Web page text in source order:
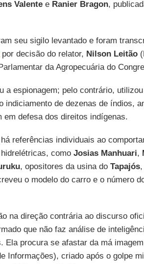
Valentee Ranier Bragon,
seu sigilo levantado e foram
decisão do relator, Nilson Leitão
da Agropecuária do
a espionagem; pelo contrário,
indiciamento de dezenas de índios,
em defesa dos direitos indígenas.
referências individuais ao
como Josias Manhuari,
, opositores da usina do Tapajós,
o modelo do carro e o número
na direção contrária ao discurso
que não faz análise de
Ela procura se afastar da má
Informações), criado após o golpe